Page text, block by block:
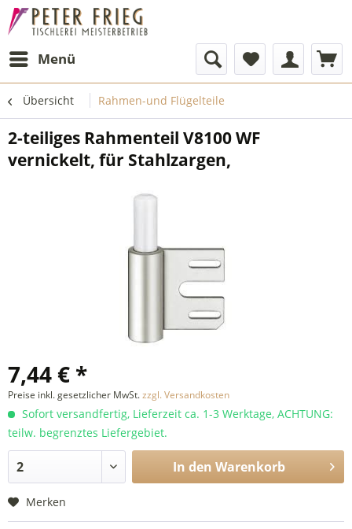
Menü
Übersicht Rahmen-und Flügelteile
2-teiliges Rahmenteil V8100 WF
vernickelt, für Stahlzargen,
7,44 € *
Preise inkl. gesetzlicher MwSt.zzgl. Versandkosten
Sofort versandfertig, Lieferzeit ca. 1-3 Werktage, ACHTUNG:
teilw. begrenztes Liefergebiet.
In den Warenkorb
Merken